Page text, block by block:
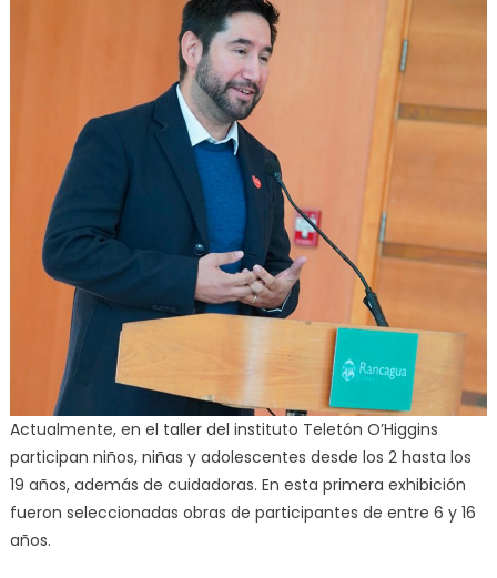
Actualmente, en el taller del instituto Teletón O’Higgins
participan niños, niñas y adolescentes desde los 2 hasta los
19 años, además de cuidadoras. En esta primera exhibición
fueron seleccionadas obras de participantes de entre 6 y 16
años.